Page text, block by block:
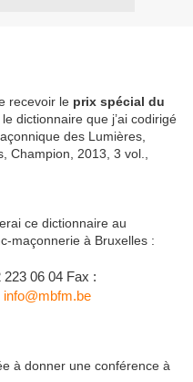
recevoir le prix spécial du
dictionnaire que j’ai codirigé
des Lumières,
Champion, 2013, 3 vol.,
ce dictionnaire au
maçonnerie à Bruxelles :
223 06 04 Fax :
info@mbfm.be
à donner une conférence à